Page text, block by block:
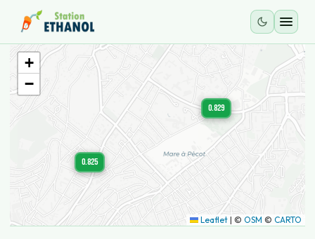
0.829
0.825
+
−
Leaflet | © OSM © CARTO